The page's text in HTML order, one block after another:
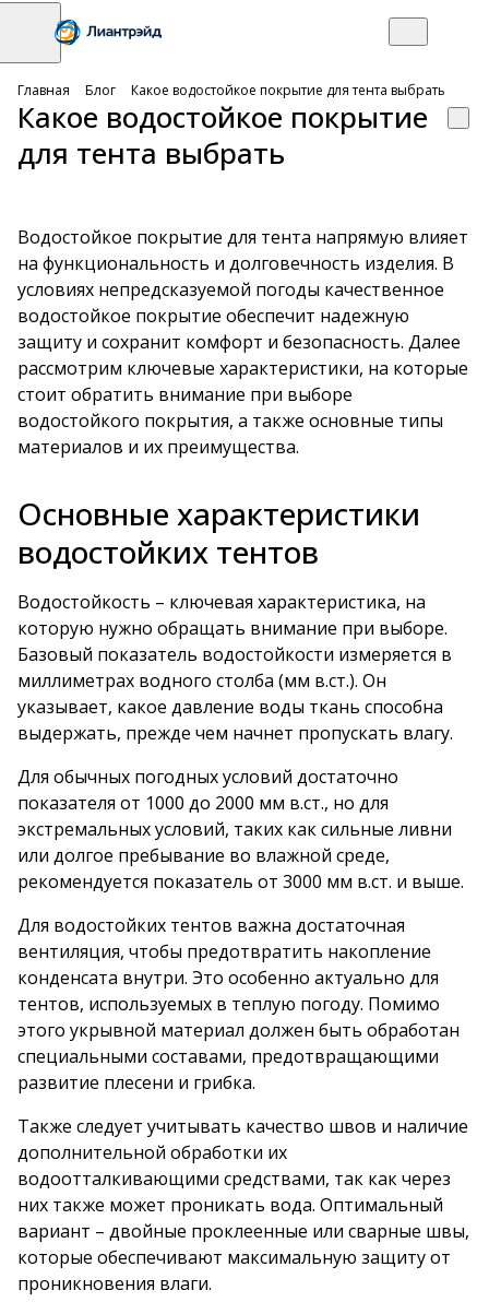
Главная Блог Какое водостойкое покрытие для тента выбрать
Какое водостойкое покрытие
для тента выбрать
Водостойкое покрытие для тента напрямую влияет
на функциональность и долговечность изделия. В
условиях непредсказуемой погоды качественное
водостойкое покрытие обеспечит надежную
защиту и сохранит комфорт и безопасность. Далее
рассмотрим ключевые характеристики, на которые
стоит обратить внимание при выборе
водостойкого покрытия, а также основные типы
материалов и их преимущества.
Основные характеристики
водостойких тентов
Водостойкость – ключевая характеристика, на
которую нужно обращать внимание при выборе.
Базовый показатель водостойкости измеряется в
миллиметрах водного столба (мм в.ст.). Он
указывает, какое давление воды ткань способна
выдержать, прежде чем начнет пропускать влагу.
Для обычных погодных условий достаточно
показателя от 1000 до 2000 мм в.ст., но для
экстремальных условий, таких как сильные ливни
или долгое пребывание во влажной среде,
рекомендуется показатель от 3000 мм в.ст. и выше.
Для водостойких тентов важна достаточная
вентиляция, чтобы предотвратить накопление
конденсата внутри. Это особенно актуально для
тентов, используемых в теплую погоду. Помимо
этого укрывной материал должен быть обработан
специальными составами, предотвращающими
развитие плесени и грибка.
Также следует учитывать качество швов и наличие
дополнительной обработки их
водоотталкивающими средствами, так как через
них также может проникать вода. Оптимальный
вариант – двойные проклеенные или сварные швы,
которые обеспечивают максимальную защиту от
проникновения влаги.